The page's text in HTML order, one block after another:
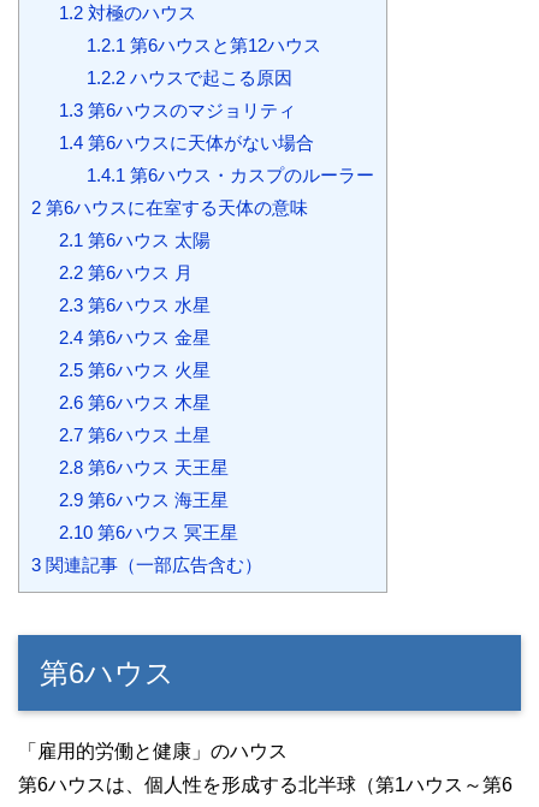
1.2対極のハウス
1.2.1 第6ハウスと第12ハウス
1.2.2ハウスで起こる原因
1.3第6ハウスのマジョリティ
1.4第6ハウスに天体がない場合
1.4.1 第6ハウス・カスプのルーラー
2 第6ハウスに在室する天体の意味
2.1 第6ハウス 太陽
2.2第6ハウス 月
2.3第6ハウス 水星
2.4第6ハウス 金星
2.5第6ハウス 火星
2.6第6ハウス 木星
2.7第6ハウス 土星
2.8第6ハウス 天王星
2.9第6ハウス 海王星
2.10第6ハウス 冥王星
3 関連記事（一部広告含む）
第6ハウス
「雇用的労働と健康」のハウス
第6ハウスは、個人性を形成する北半球（第1ハウス～第6